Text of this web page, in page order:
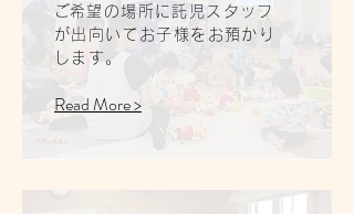
​ご希望の場所に託児スタッフ
が出向いてお子様をお預かり
します。
Read More >